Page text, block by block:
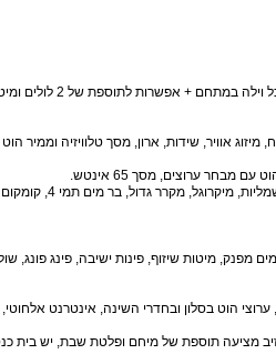
ערוצים, מסך 65 אינטש.
אורחי הווילה מוזמנים
מיטות שיזוף, פינות ישיבה, פינג פונג,
הוט בסלון ובחדרי השינה, אינטרנט
מציעה תוספת של מיחם ופלטת שבת, יש בית